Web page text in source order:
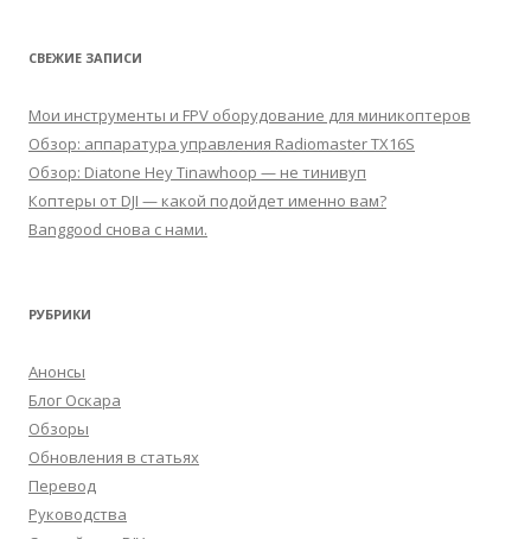
СВЕЖИЕ ЗАПИСИ
Мои инструменты и FPV оборудование для миникоптеров
Обзор: аппаратура управления Radiomaster TX16S
Обзор: Diatone Hey Tinawhoop — не тинивуп
Коптеры от DJI — какой подойдет именно вам?
Banggood снова с нами.
РУБРИКИ
Анонсы
Блог Оскара
Обзоры
Обновления в статьях
Перевод
Руководства